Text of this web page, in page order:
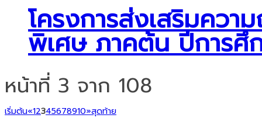
โครงการส่งเสริมควา
พิเศษ ภาคต้น ปีการศึ
หน้าที่ 3 จาก 108
เริ่มต้น«12345678910»สุดท้าย